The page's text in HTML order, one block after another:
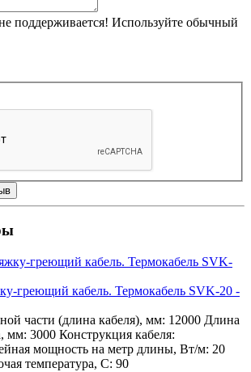
поддерживается! Используйте обычный
греющий кабель. Термокабель SVK-20 -
части (длина кабеля), мм: 12000 Длина
мм: 3000 Конструкция кабеля:
мощность на метр длины, Вт/м: 20
температура, С: 90